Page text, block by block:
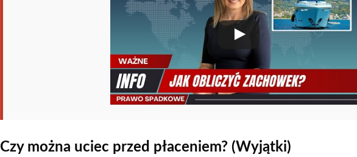
Czy można uciec przed płaceniem? (Wyjątki)